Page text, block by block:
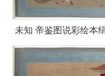
未知 帝鉴图说彩绘本